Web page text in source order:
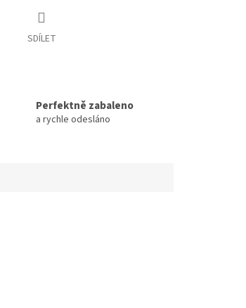
SDÍLET
Perfektně zabaleno
a rychle odesláno